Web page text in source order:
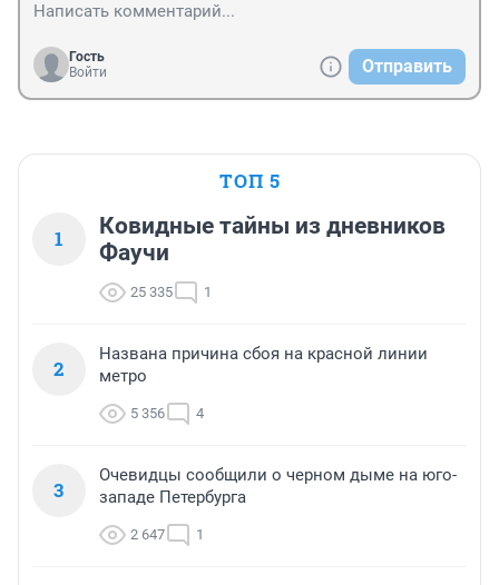
Гость
Войти
Отправить
ТОП 5
1
Ковидные тайны из дневников
Фаучи
25 335 1
2
Названа причина сбоя на красной линии
метро
5 356 4
3
Очевидцы сообщили о черном дыме на юго-
западе Петербурга
2 647 1